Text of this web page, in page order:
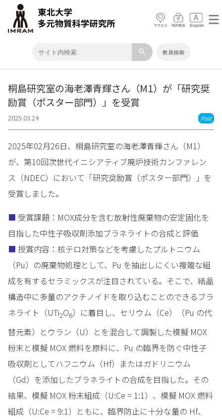
search 教員検索
桐島研究室の海老澤青輝さん（M1）が「研究奨
励賞（ポスター部門）」を受賞
2025.03.24 Post
2025年02月26日、桐島研究室の海老澤青輝さん（M1）
が、第10回次世代イニシアティブ廃炉技術カンファレン
ス（NDEC）において「研究奨励賞（ポスター部門）」を
受賞しました。
■ 受賞課題：MOX成分を含む放射性廃棄物の安定固化を
目指した中性子吸収剤添加ブラネライトの合成と評価
■ 授賞内容：核テロ対策などを考慮したプルトニウム
（Pu）の廃棄物処理として、Pu を抽出しにくい複雑な組
成を有するセラミックスが注目されている。そこで、結晶
構造中に多量のアクチノイドを取り込むことのできるブラ
ネライト（UTi2O6）に着目し、セリウム（Ce）（Pu の代
替元素）とウラン（U）とを混合して調製した模擬 MOX
粉末と模擬 MOX 燃料を原料に、Pu の臨界を防ぐ中性子
吸収剤としてハフニウム（Hf）またはガドリニウム
（Gd）を添加したブラネライトの合成を目指した。その
結果、模擬 MOX 粉末組成（U:Ce = 1:1）、模擬 MOX 燃料
組成（U:Ce = 9:1）ともに、臨界防止に十分な量の Hf、